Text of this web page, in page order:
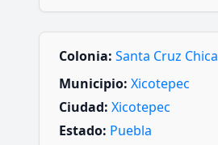
Colonia: Santa Cruz Chica
Municipio: Xicotepec
Ciudad: Xicotepec
Estado: Puebla